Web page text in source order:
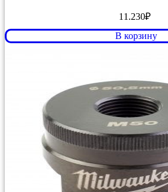
11.230₽
В корзину